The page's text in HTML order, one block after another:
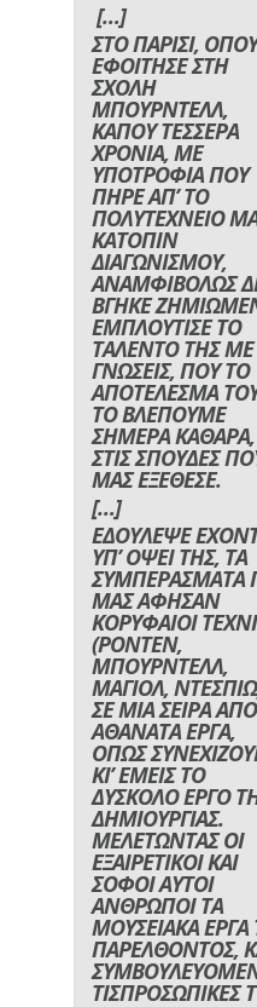
[…]
ΣΤΟ ΠΑΡΙΣΙ, ΟΠΟΥ
ΕΦΟΙΤΗΣΕ ΣΤΗ
ΣΧΟΛΗ
ΜΠΟΥΡΝΤΕΛΛ,
ΚΑΠΟΥ ΤΕΣΣΕΡΑ
ΧΡΟΝΙΑ, ΜΕ
ΥΠΟΤΡΟΦΙΑ ΠΟΥ
ΠΗΡΕ ΑΠ’ ΤΟ
ΠΟΛΥΤΕΧΝΕΙΟ
ΚΑΤΟΠΙΝ
ΔΙΑΓΩΝΙΣΜΟΥ,
ΑΝΑΜΦΙΒΟΛΩΣ
ΒΓΗΚΕ
ΕΜΠΛΟΥΤΙΣΕ ΤΟ
ΤΑΛΕΝΤΟ ΤΗΣ ΜΕ
ΓΝΩΣΕΙΣ, ΠΟΥ ΤΟ
ΑΠΟΤΕΛΕΣΜΑ
ΤΟ ΒΛΕΠΟΥΜΕ
ΣΗΜΕΡΑ ΚΑΘΑΡΑ,
ΣΤΙΣ ΣΠΟΥΔΕΣ
ΜΑΣ ΕΞΕΘΕΣΕ.
[…]
ΕΔΟΥΛΕΨΕ
ΥΠ’ ΟΨΕΙ ΤΗΣ, ΤΑ
ΣΥΜΠΕΡΑΣΜΑΤΑ
ΜΑΣ ΑΦΗΣΑΝ
ΚΟΡΥΦΑΙΟΙ
(ΡΟΝΤΕΝ,
ΜΠΟΥΡΝΤΕΛΛ,
ΜΑΓΙΟΛ,
ΣΕ ΜΙΑ ΣΕΙΡΑ ΑΠΟ
ΑΘΑΝΑΤΑ ΕΡΓΑ,
ΟΠΩΣ
ΚΙ’ ΕΜΕΙΣ ΤΟ
ΔΥΣΚΟΛΟ ΕΡΓΟ
ΔΗΜΙΟΥΡΓΙΑΣ.
ΜΕΛΕΤΩΝΤΑΣ ΟΙ
ΕΞΑΙΡΕΤΙΚΟΙ ΚΑΙ
ΣΟΦΟΙ ΑΥΤΟΙ
ΑΝΘΡΩΠΟΙ ΤΑ
ΜΟΥΣΕΙΑΚΑ ΕΡΓΑ
ΠΑΡΕΛΘΟΝΤΟΣ,
ΤΙΣΠΡΟΣΩΠΙΚΕΣ